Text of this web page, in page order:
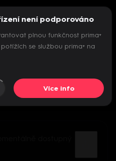
přehrávač
není podporováno
plnou funkčnost prima+
se službou prima+ na
Více info